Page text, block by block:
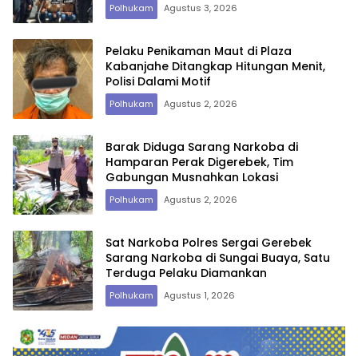
Polhukam Agustus 3, 2026
Pelaku Penikaman Maut di Plaza
Kabanjahe Ditangkap Hitungan Menit,
Polisi Dalami Motif
Polhukam Agustus 2, 2026
Barak Diduga Sarang Narkoba di
Hamparan Perak Digerebek, Tim
Gabungan Musnahkan Lokasi
Polhukam Agustus 2, 2026
Sat Narkoba Polres Sergai Gerebek
Sarang Narkoba di Sungai Buaya, Satu
Terduga Pelaku Diamankan
Polhukam Agustus 1, 2026